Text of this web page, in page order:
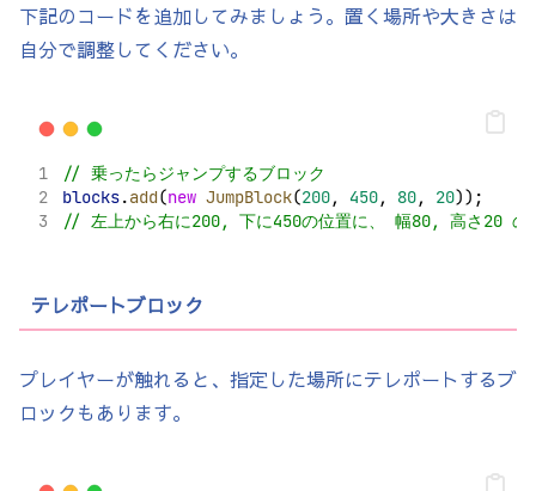
下記のコードを追加してみましょう。置く場所や大きさは
自分で調整してください。
// 乗ったらジャンプするブロック
blocks.add(new JumpBlock(200, 450, 80, 20));
// 左上から右に200, 下に450の位置に、 幅80, 高さ20 の
テレポートブロック
プレイヤーが触れると、指定した場所にテレポートするブ
ロックもあります。